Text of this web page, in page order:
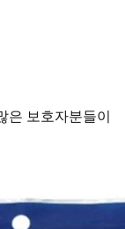
은 보호자분들이